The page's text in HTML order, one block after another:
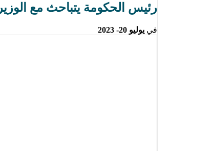
رئيس الحكومة يتباحث مع
في يوليو 20- 2023